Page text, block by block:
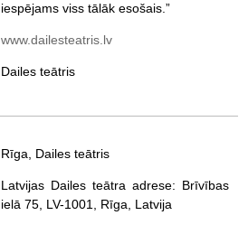
iespējams viss tālāk esošais.”
www.dailesteatris.lv
Dailes teātris
Rīga, Dailes teātris
Latvijas Dailes teātra adrese: Brīvības
ielā 75, LV-1001, Rīga, Latvija